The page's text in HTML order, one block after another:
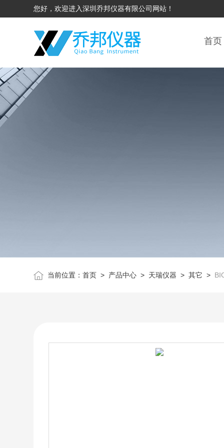
您好，欢迎进入深圳乔邦仪器有限公司网站！
首页
当前位置：首页 > 产品中心 > 天瑞仪器 >其它 >